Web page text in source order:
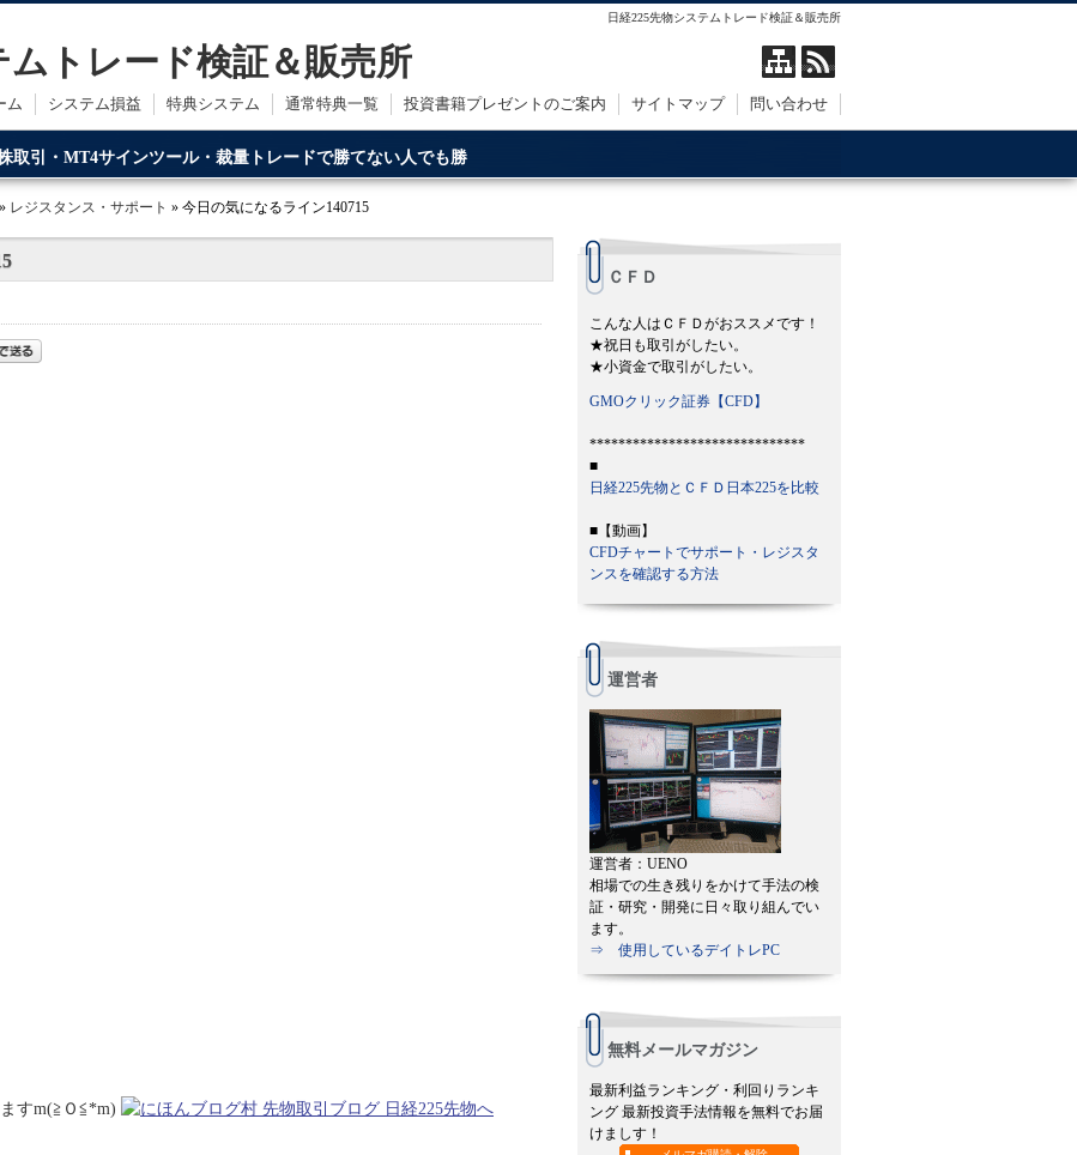
日経225先物システムトレード検証＆販売所
ムトレード検証＆販売所
ム システム損益 特典システム 通常特典一覧 投資書籍プレゼントのご案内 サイトマップ 問い合わせ
取引・MT4サインツール・裁量トレードで勝てない人でも勝
ドです。
» レジスタンス・サポート » 今日の気になるライン140715
すm(≧Ｏ≦*m)
ＣＦＤ
こんな人はＣＦＤがおススメです！
★祝日も取引がしたい。
★小資金で取引がしたい。
GMOクリック証券【CFD】
******************************
■
日経225先物とＣＦＤ日本225を比較
■【動画】
CFDチャートでサポート・レジスタ
ンスを確認する方法
運営者
運営者：UENO
相場での生き残りをかけて手法の検
証・研究・開発に日々取り組んでい
ます。
⇒ 使用しているデイトレPC
無料メールマガジン
最新利益ランキング・利回りランキ
ング 最新投資手法情報を無料でお届
けましす！